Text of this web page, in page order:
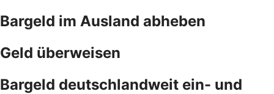
Bargeld im Ausland abheben
Geld überweisen
Bargeld deutschlandweit ein- und